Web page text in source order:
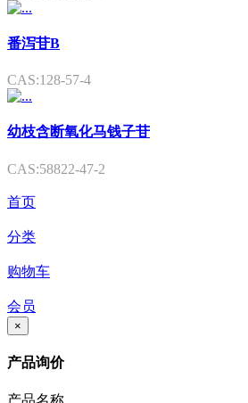
番泻苷B
CAS:128-57-4
幼枝含断氧化马钱子苷
CAS:58822-47-2
首页
分类
购物车
会员
×
产品询价